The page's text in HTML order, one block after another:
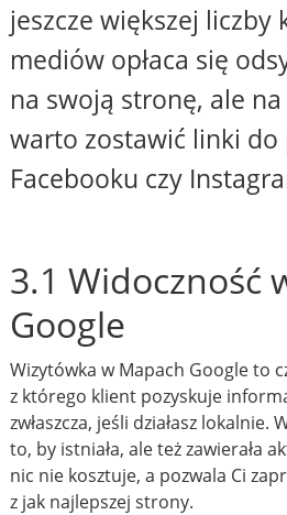
jeszcze większej liczby
mediów opłaca się
na swoją stronę, ale
warto zostawić linki
Facebooku czy
3.1 Widoczność
Google
Wizytówka w Mapach Google to
z którego klient pozyskuje
zwłaszcza, jeśli działasz
to, by istniała, ale też zawierała
nic nie kosztuje, a pozwala Ci
z jak najlepszej strony.